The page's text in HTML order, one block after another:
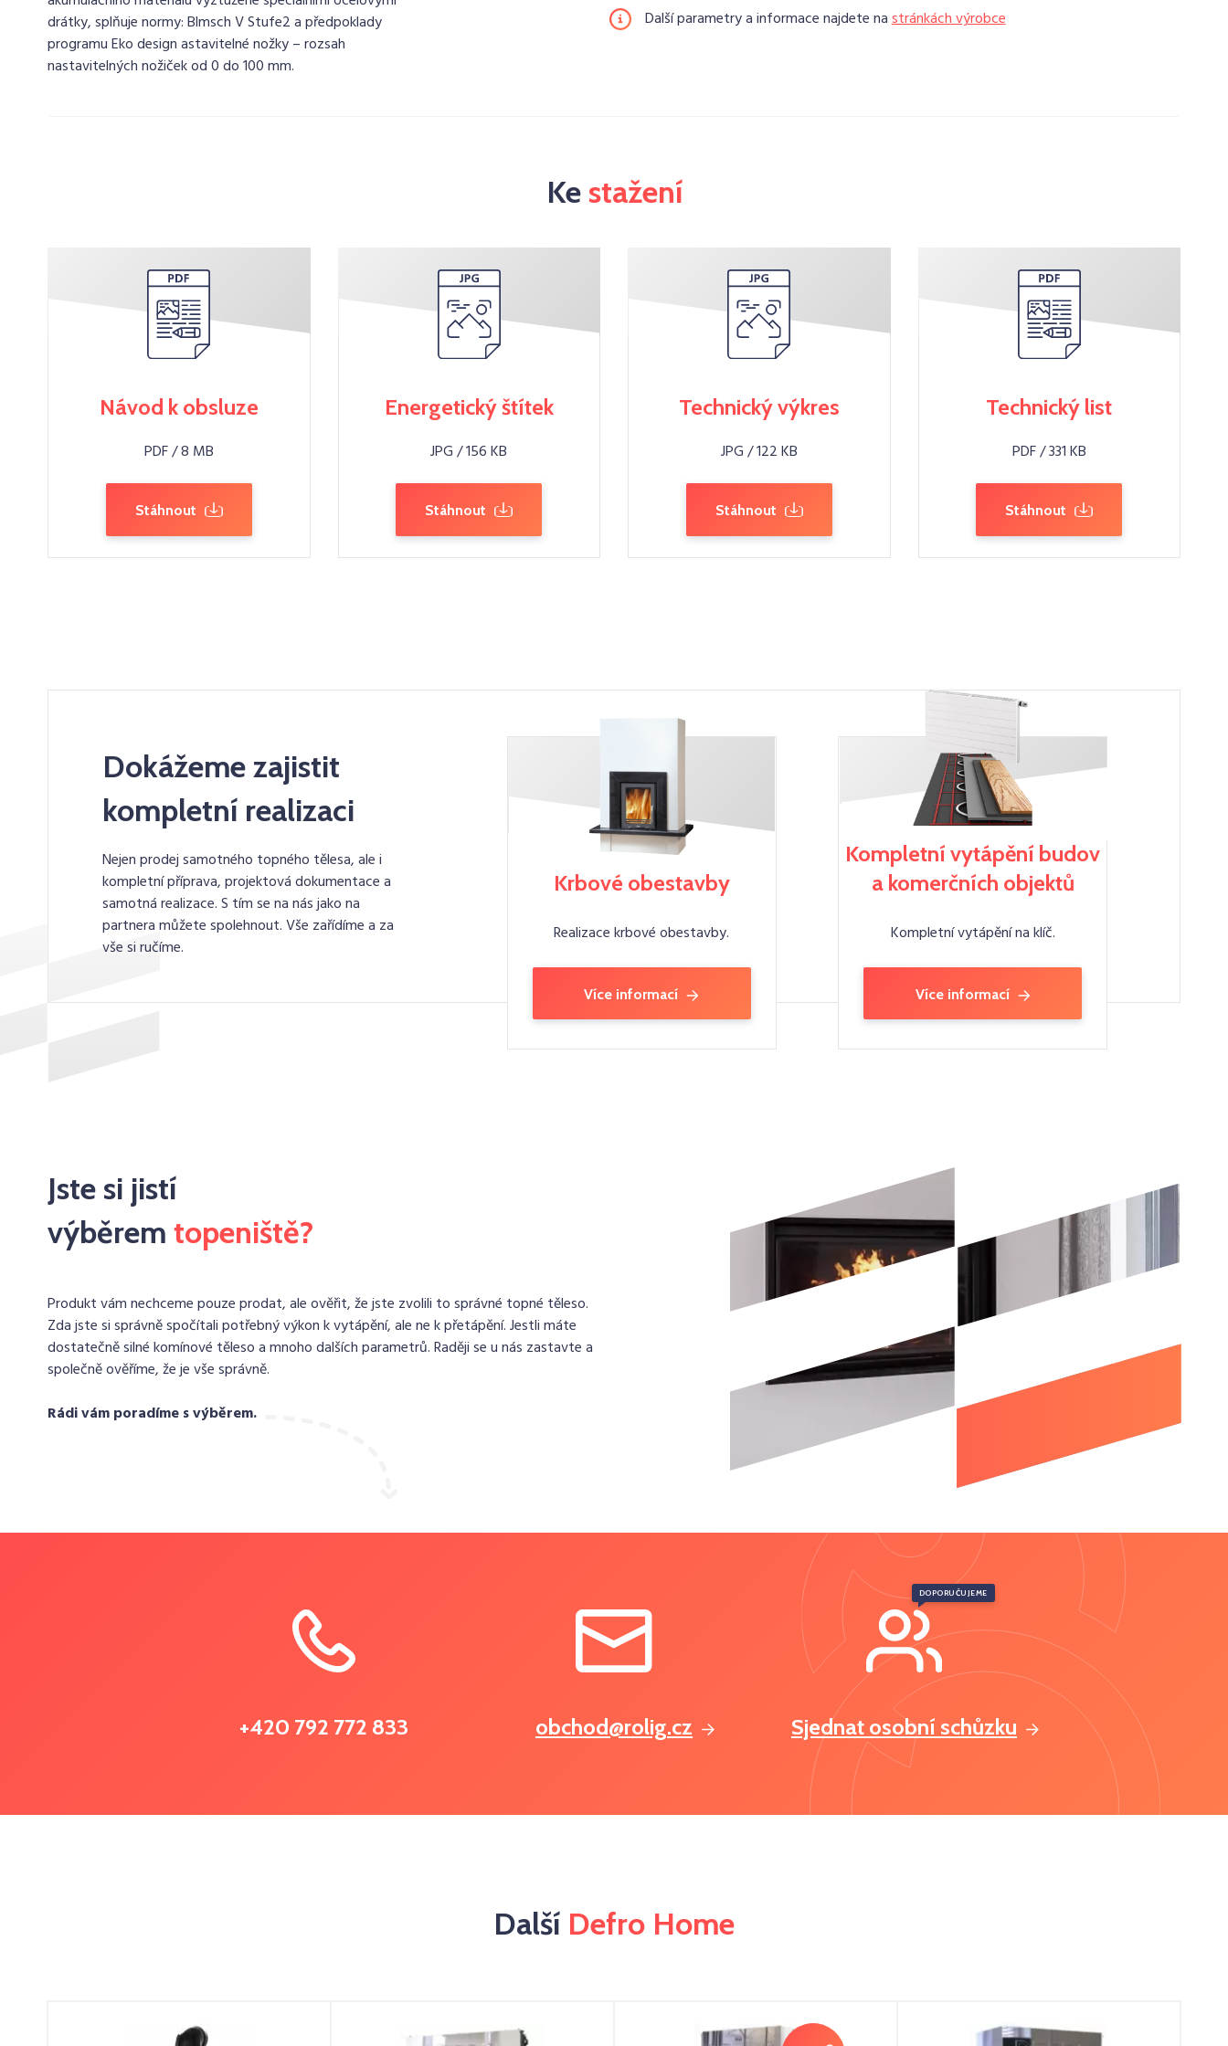
drátky, splňuje normy: Blmsch V Stufe2 a předpoklady
programu Eko design astavitelné nožky – rozsah
nastavitelných nožiček od 0 do 100 mm.
Další parametry a informace najdete nastránkách výrobce
Ke stažení
Návod k obsluze
PDF / 8 MB
Stáhnout
Energetický štítek
JPG / 156 KB
Stáhnout
Technický výkres
JPG / 122 KB
Stáhnout
Technický list
PDF / 331 KB
Stáhnout
Dokážeme zajistit
kompletní realizaci
Nejen prodej samotného topného tělesa, ale i
kompletní příprava, projektová dokumentace a
samotná realizace. S tím se na nás jako na
partnera můžete spolehnout. Vše zařídíme a za
vše si ručíme.
Krbové obestavby
Realizace krbové obestavby.
Více informací
Kompletní vytápění budov
a komerčních objektů
Kompletní vytápění na klíč.
Více informací
Jste si jistí
výběrem topeniště?
Produkt vám nechceme pouze prodat, ale ověřit, že jste zvolili to správné topné těleso.
Zda jste si správně spočítali potřebný výkon k vytápění, ale ne k přetápění. Jestli máte
dostatečně silné komínové těleso a mnoho dalších parametrů. Raději se u nás zastavte a
společně ověříme, že je vše správně.
Rádi vám poradíme s výběrem.
+420 792 772 833 obchod@rolig.cz Sjednat osobní schůzku
DOPORUČUJEME
Další Defro Home